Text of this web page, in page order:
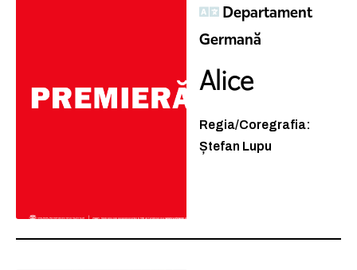
Departament
Germană
Alice
Regia/Coregrafia:
Ștefan Lupu